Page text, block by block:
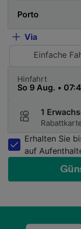
Via
Einfache
Hinfahrt
1
Erhalten Sie
auf